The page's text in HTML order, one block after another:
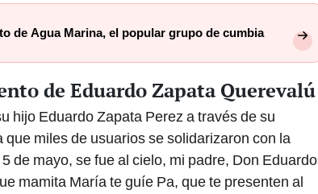
de Agua Marina, el popular grupo de cumbia
de Eduardo Zapata Querevalú
hijo Eduardo Zapata Perez a través de su
miles de usuarios se solidarizaron con la
de mayo, se fue al cielo, mi padre, Don Eduardo
mamita María te guíe Pa, que te presenten al